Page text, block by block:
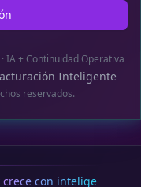
IA + Continuidad Operativa
Inteligente
reservados.
con inteligenci